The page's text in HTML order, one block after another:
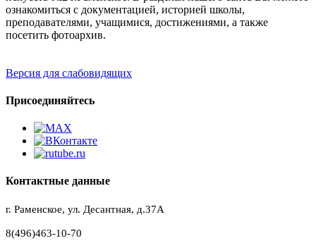
ознакомиться с документацией, историей школы,
преподавателями, учащимися, достижениями, а также
посетить фотоархив.
Версия для слабовидящих
Присоединяйтесь
Контактные данные
г. Раменское, ул. Десантная, д.37A
8(496)463-10-70